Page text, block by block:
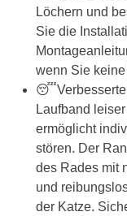
Löchern und
Sie die
wenn Sie
😴Verbesserte
Laufband
ermöglicht
stören. Der
des Rades mit
und
der Katze.